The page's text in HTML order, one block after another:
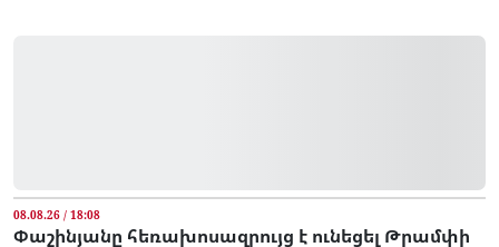
08.08.26 / 18:08
Փաշինյանը հեռախոսազրույց է ունեցել Թրամփի